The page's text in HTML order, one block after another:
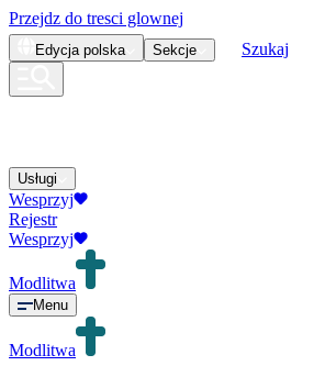
Przejdz do tresci glownej
Edycja polska Sekcje Szukaj
Usługi
Wesprzyj
Rejestr
Wesprzyj
Modlitwa
Menu
Modlitwa